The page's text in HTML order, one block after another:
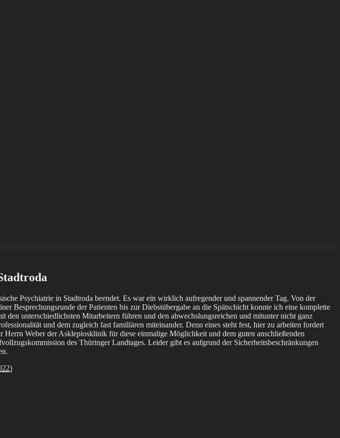
Psychiatrie in Stadtroda beendet. Es war ein wirklich aufregender und spannender Tag. Von der
Besprechungsrunde der Patienten bis zur Diebstübergabe an die Spätschicht konnte ich eine komplette
unterschiedlichsten Mitarbeitern führen und den abwechslungsreichen und mitunter nicht ganz
und dem zugleich fast familiären miteinander. Denn eines steht fest, hier zu arbeiten fordert
Weber der Asklepiosklinik für diese einmalige Möglichkeit und dem guten anschließenden
des Thüringer Landtages. Leider gibt es aufgrund der Sicherheitsbeschränkungen